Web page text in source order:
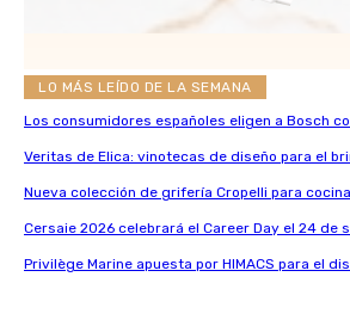
LO MÁS LEÍDO DE LA SEMANA
Los consumidores españoles eligen a Bosch
Veritas de Elica: vinotecas de diseño para el
Nueva colección de grifería Cropelli para
Cersaie 2026 celebrará el Career Day el 24 de
Privilège Marine apuesta por HIMACS para el